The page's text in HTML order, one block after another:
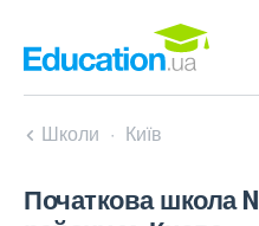
Школи Київ
Початкова школа